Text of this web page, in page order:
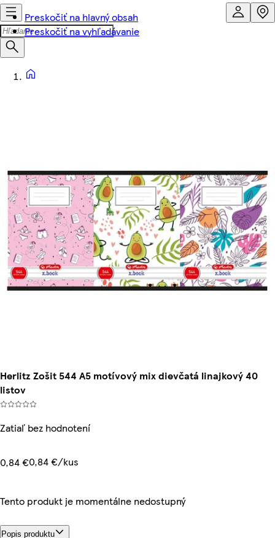
Preskočiť na hlavný obsah
Preskočiť na vyhľadávanie
Herlitz Zošit 544 A5 motívový mix dievčatá linajkový 40
listov
Zatiaľ bez hodnotení
0,84 €0,84 €/kus
Tento produkt je momentálne nedostupný
Popis produktu